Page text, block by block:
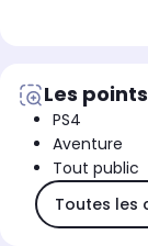
Les
PS4
Aventure
Tout public
Toutes les